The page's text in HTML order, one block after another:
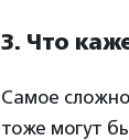
3. Что
Самое
тоже могут